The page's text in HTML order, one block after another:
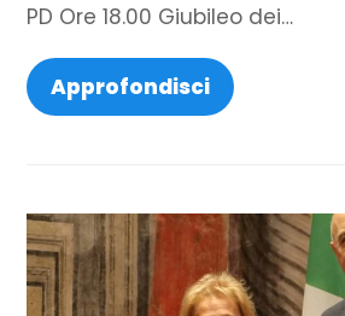
PD Ore 18.00 Giubileo dei…
Approfondisci